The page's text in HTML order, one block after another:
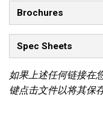
Brochures
Spec Sheets
如果上述任何链接在
键点击文件以将其保